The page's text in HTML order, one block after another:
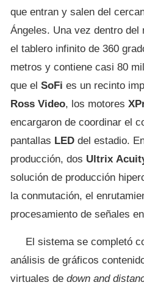
que entran y salen del
Ángeles. Una vez dentro
el tablero infinito de 360
metros y contiene casi 80
que el SoFi es un recinto
Ross Video, los motores
encargaron de coordinar el
pantallas LED del estadio.
producción, dos Ultrix
solución de producción
la conmutación, el
procesamiento de señales
El sistema se completó
análisis de gráficos
virtuales de down and